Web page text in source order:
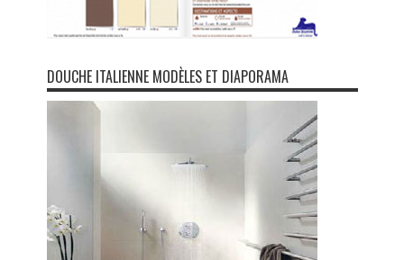
DOUCHE ITALIENNE MODÈLES ET DIAPORAMA